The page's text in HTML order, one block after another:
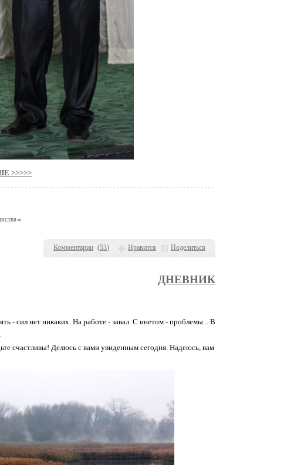
Комментарии (53) Нравится Поделиться
>>>>>
ДНЕВНИК
- сил нет никаких. На работе - завал. С инетом - проблемы... В
счастливы! Делюсь с вами увиденным сегодня. Надеюсь, вам